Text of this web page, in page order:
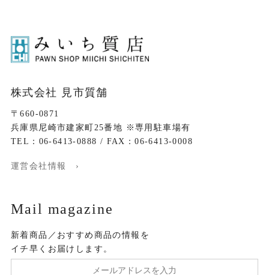
株式会社 見市質舗
〒660-0871
兵庫県尼崎市建家町25番地 ※専用駐車場有
TEL：06-6413-0888 / FAX：06-6413-0008
運営会社情報 ›
Mail magazine
新着商品／おすすめ商品の情報を
イチ早くお届けします。